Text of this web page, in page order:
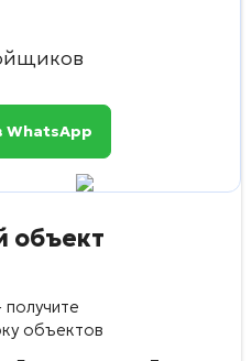
WhatsApp
объект
объектов